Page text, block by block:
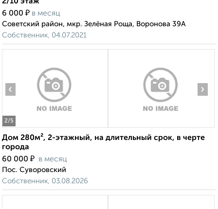
2/10 этаж
6 000 ₽ в месяц
Советский район, мкр. Зелёная Роща, Воронова 39А
Собственник, 04.07.2021
2/5
‹ ›
Дом 280м², 2-этажный, на длительный срок, в черте
города
60 000 ₽ в месяц
Пос. Суворовский
Собственник, 03.08.2026